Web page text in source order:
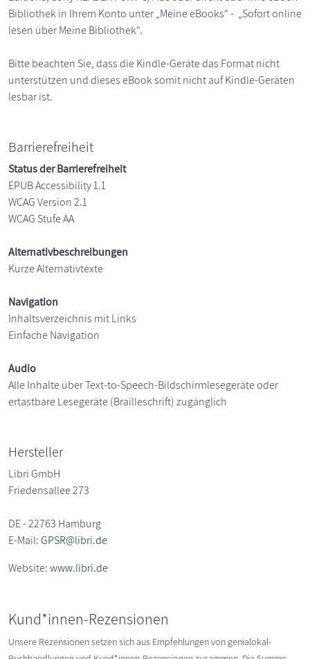
Bibliothek in Ihrem Konto unter „Meine eBooks“ - „Sofort online
lesen über Meine Bibliothek“.
Bitte beachten Sie, dass die Kindle-Geräte das Format nicht
unterstützen und dieses eBook somit nicht auf Kindle-Geräten
lesbar ist.
Barrierefreiheit
Status der Barrierefreiheit
EPUB Accessibility 1.1
WCAG Version 2.1
WCAG Stufe AA
Alternativbeschreibungen
Kurze Alternativtexte
Navigation
Inhaltsverzeichnis mit Links
Einfache Navigation
Audio
Alle Inhalte über Text-to-Speech-Bildschirmlesegeräte oder
ertastbare Lesegeräte (Brailleschrift) zugänglich
Hersteller
Libri GmbH
Friedensallee 273
DE - 22763 Hamburg
E-Mail:GPSR@libri.de
Website:www.libri.de
Kund*innen-Rezensionen
Unsere Rezensionen setzen sich aus Empfehlungen von genialokal-